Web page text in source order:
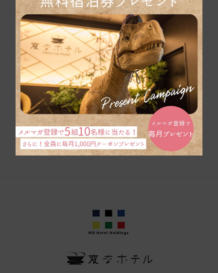
カスタマーハラスメントに対する基本方針
パンフレットはこち
ら
団体旅行のお問い合
わせ